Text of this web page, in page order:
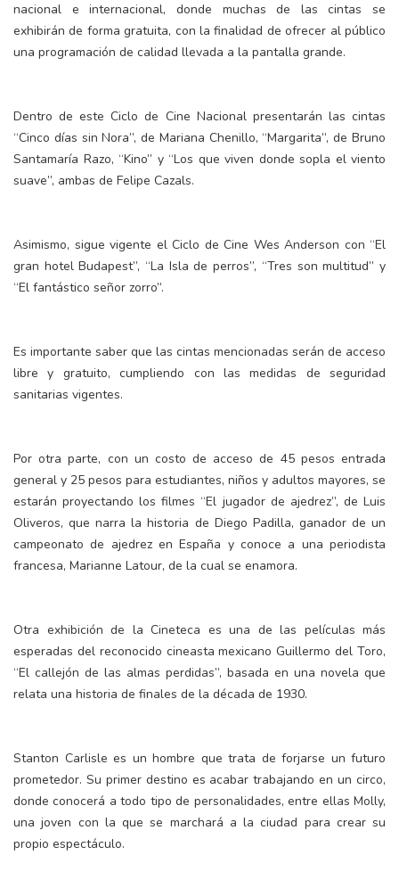
nacional e internacional, donde muchas de las cintas se
exhibirán de forma gratuita, con la finalidad de ofrecer al público
una programación de calidad llevada a la pantalla grande.
Dentro de este Ciclo de Cine Nacional presentarán las cintas
“Cinco días sin Nora”, de Mariana Chenillo, “Margarita”, de Bruno
Santamaría Razo, “Kino” y “Los que viven donde sopla el viento
suave”, ambas de Felipe Cazals.
Asimismo, sigue vigente el Ciclo de Cine Wes Anderson con “El
gran hotel Budapest”, “La Isla de perros”, “Tres son multitud” y
“El fantástico señor zorro”.
Es importante saber que las cintas mencionadas serán de acceso
libre y gratuito, cumpliendo con las medidas de seguridad
sanitarias vigentes.
Por otra parte, con un costo de acceso de 45 pesos entrada
general y 25 pesos para estudiantes, niños y adultos mayores, se
estarán proyectando los filmes “El jugador de ajedrez”, de Luis
Oliveros, que narra la historia de Diego Padilla, ganador de un
campeonato de ajedrez en España y conoce a una periodista
francesa, Marianne Latour, de la cual se enamora.
Otra exhibición de la Cineteca es una de las películas más
esperadas del reconocido cineasta mexicano Guillermo del Toro,
“El callejón de las almas perdidas”, basada en una novela que
relata una historia de finales de la década de 1930.
Stanton Carlisle es un hombre que trata de forjarse un futuro
prometedor. Su primer destino es acabar trabajando en un circo,
donde conocerá a todo tipo de personalidades, entre ellas Molly,
una joven con la que se marchará a la ciudad para crear su
propio espectáculo.